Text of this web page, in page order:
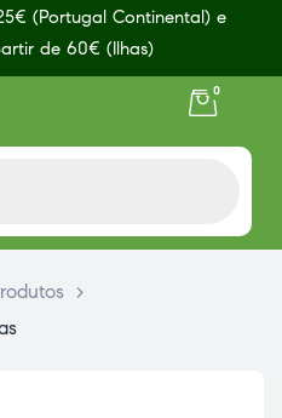
(Portugal Continental) e
de 60€ (Ilhas)
0
>